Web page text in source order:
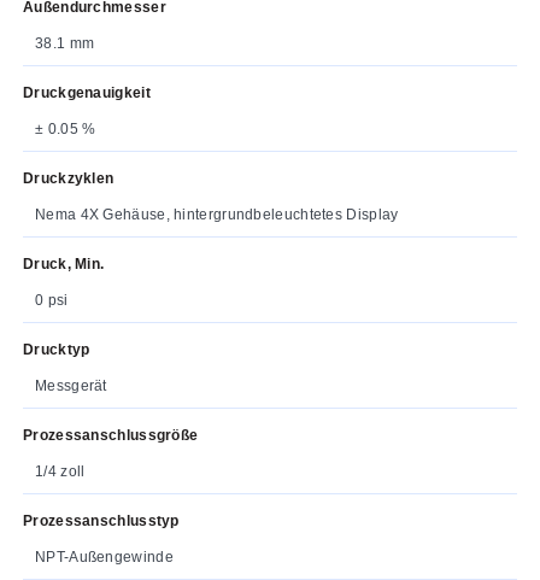
Außendurchmesser
38.1 mm
Druckgenauigkeit
± 0.05 %
Druckzyklen
Nema 4X Gehäuse, hintergrundbeleuchtetes Display
Druck, Min.
0 psi
Drucktyp
Messgerät
Prozessanschlussgröße
1/4 zoll
Prozessanschlusstyp
NPT-Außengewinde